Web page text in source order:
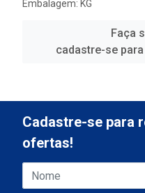
Embalagem: KG
Faça
cadastre-se
Cadastre-se para
ofertas!